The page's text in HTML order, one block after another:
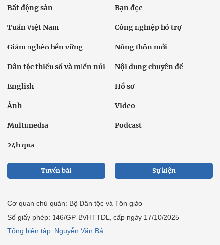
Bất động sản Bạn đọc
Tuần Việt Nam Công nghiệp hỗ trợ
Giảm nghèo bền vững Nông thôn mới
Dân tộc thiểu số và miền núi Nội dung chuyên đề
English Hồ sơ
Ảnh Video
Multimedia Podcast
24h qua
Tuyến bài Sự kiện
Cơ quan chủ quản: Bộ Dân tộc và Tôn giáo
Số giấy phép: 146/GP-BVHTTDL, cấp ngày 17/10/2025
Tổng biên tập: Nguyễn Văn Bá